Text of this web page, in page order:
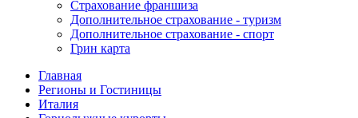
Страхование франшиза
Дополнительное страхование - туризм
Дополнительное страхование - спорт
Грин карта
Главная
Регионы и Гостиницы
Италия